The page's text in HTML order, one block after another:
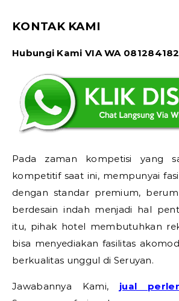
KONTAK KAMI
Hubungi Kami VIA WA
Pada zaman kompetisi yang
kompetitif saat ini, mempunyai
dengan standar premium,
berdesain indah menjadi hal
itu, pihak hotel membutuhkan
bisa menyediakan fasilitas
berkualitas unggul di Seruyan.
Jawabannya Kami, jual